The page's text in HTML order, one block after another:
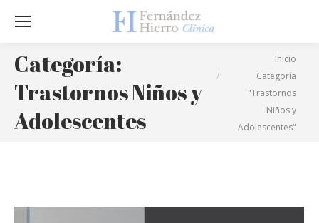
Categoría:
Trastornos Niños y
Adolescentes
Inicio
Categoría
"Trastornos
Niños y
Adolescentes"